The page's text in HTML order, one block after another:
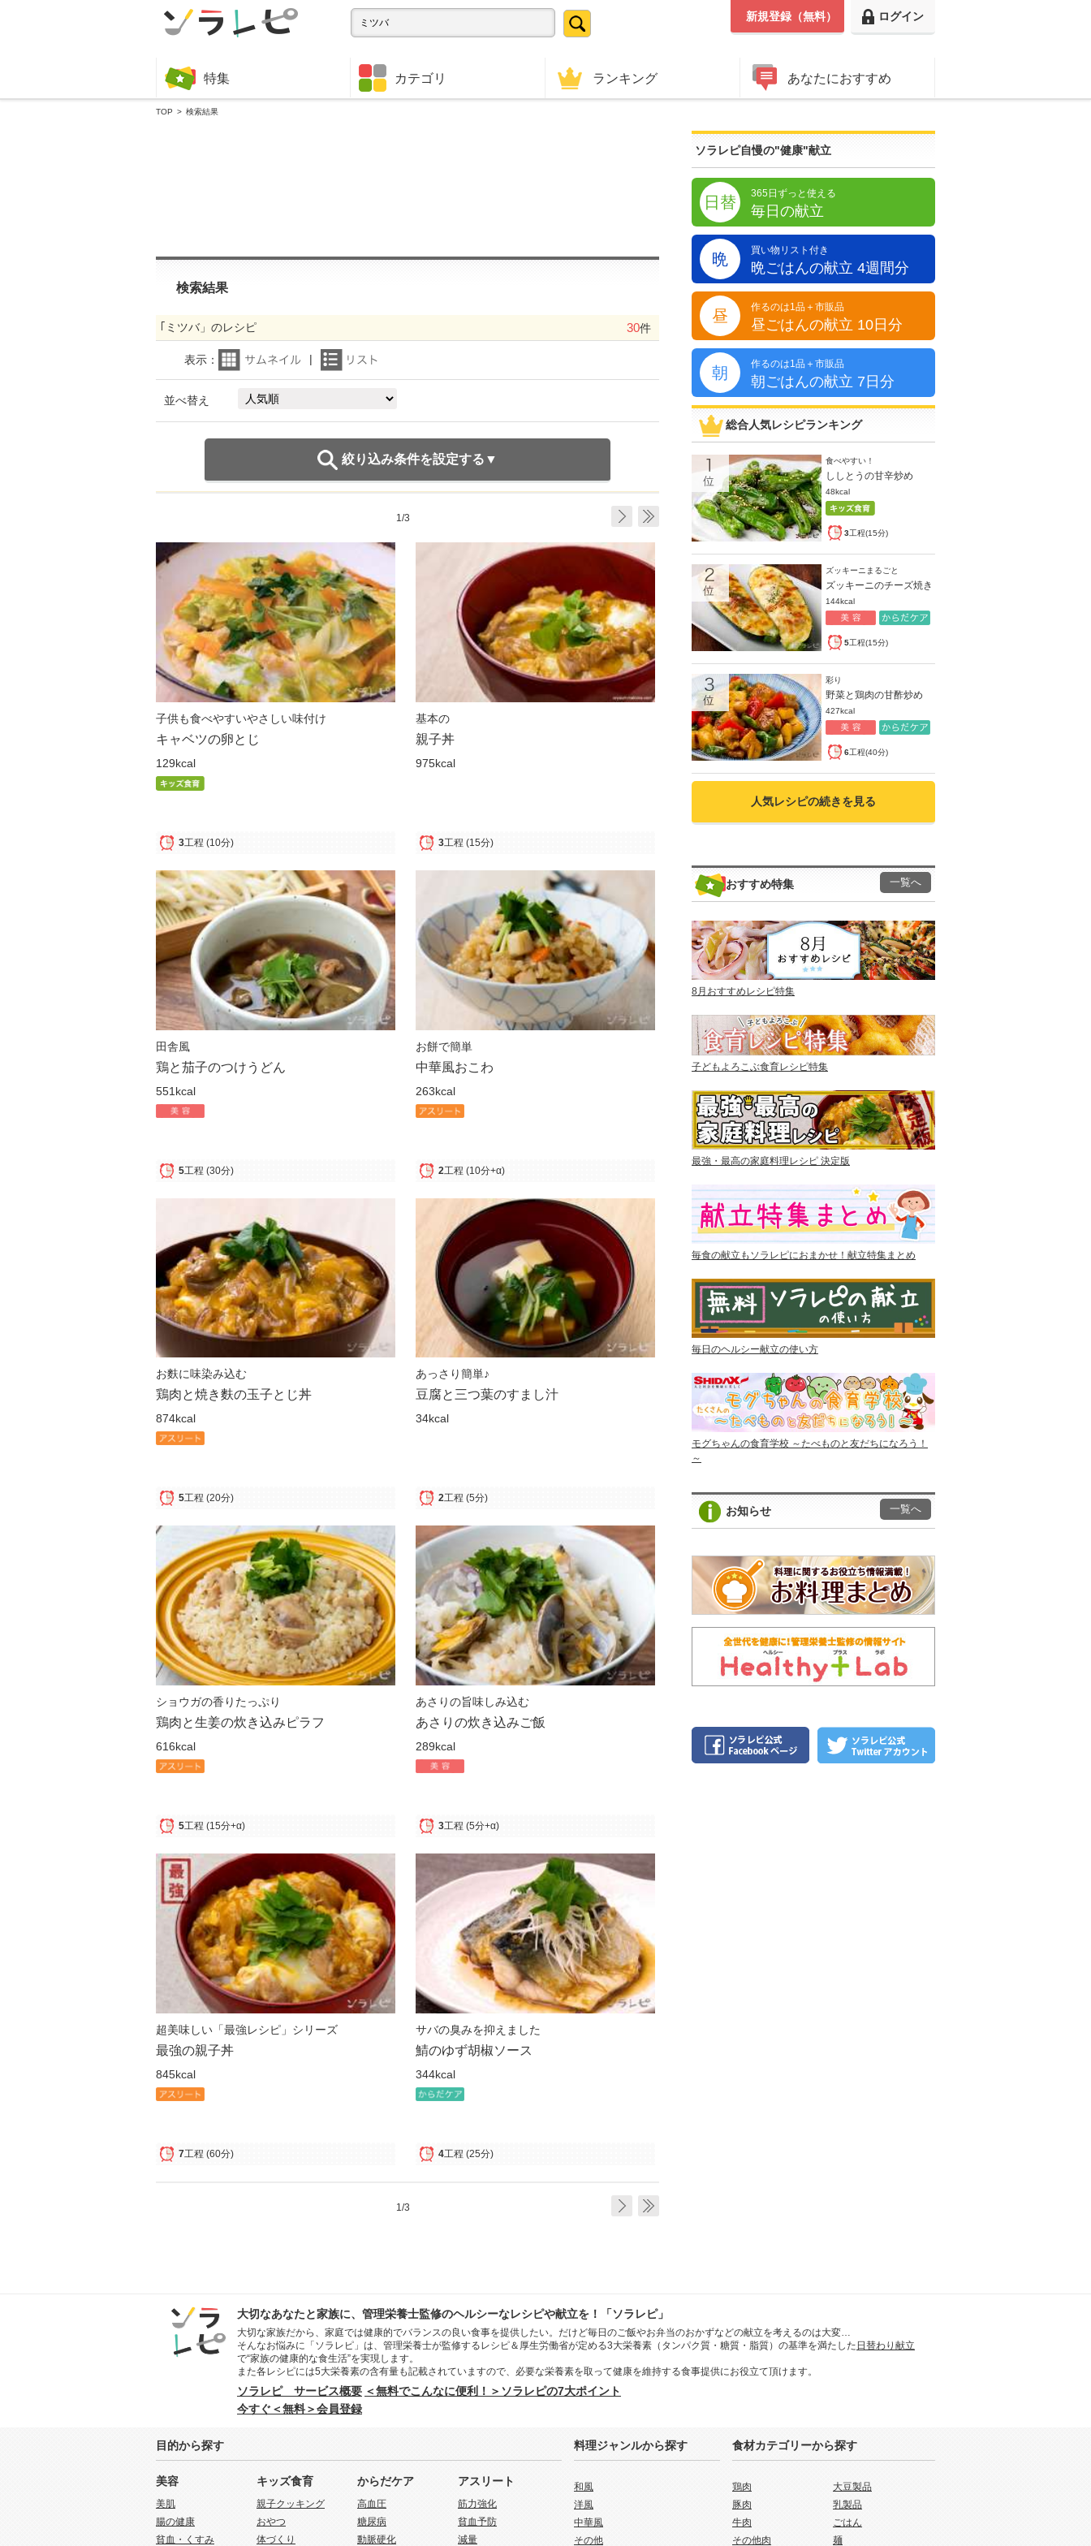
ログイン
新規登録（無料）
特集 カテゴリ ランキング あなたにおすすめ
TOP 検索結果
検索結果
｢ミツバ」のレシピ 30件
表示：
並べ替え
絞り込み条件を設定する
1/3
子供も食べやすいやさしい味付け
キャベツの卵とじ
129kcal
3工程 (10分)
基本の
親子丼
975kcal
3工程 (15分)
田舎風
鶏と茄子のつけうどん
551kcal
5工程 (30分)
お餅で簡単
中華風おこわ
263kcal
2工程 (10分+α)
お麩に味染み込む
鶏肉と焼き麩の玉子とじ丼
874kcal
5工程 (20分)
あっさり簡単♪
豆腐と三つ葉のすまし汁
34kcal
2工程 (5分)
ショウガの香りたっぷり
鶏肉と生姜の炊き込みピラフ
616kcal
5工程 (15分+α)
あさりの旨味しみ込む
あさりの炊き込みご飯
289kcal
3工程 (5分+α)
超美味しい「最強レシピ」シリーズ
最強の親子丼
845kcal
7工程 (60分)
サバの臭みを抑えました
鯖のゆず胡椒ソース
344kcal
4工程 (25分)
1/3
ソラレピ自慢の"健康"献立
日替 365日ずっと使える
毎日の献立
晩 買い物リスト付き
晩ごはんの献立 4週間分
昼 作るのは1品＋市販品
昼ごはんの献立 10日分
朝 作るのは1品＋市販品
朝ごはんの献立 7日分
総合人気レシピランキング
食べやすい！
ししとうの甘辛炒め
48kcal
3工程(15分)
ズッキーニまるごと
ズッキーニのチーズ焼き
144kcal
5工程(15分)
彩り
野菜と鶏肉の甘酢炒め
427kcal
6工程(40分)
人気レシピの続きを見る
おすすめ特集 一覧へ
8月おすすめレシピ特集
子どもよろこぶ食育レシピ特集
最強・最高の家庭料理レシピ 決定版
毎食の献立もソラレピにおまかせ！献立特集まとめ
毎日のヘルシー献立の使い方
モグちゃんの食育学校 ～たべものと友だちになろう！
～
お知らせ 一覧へ
大切なあなたと家族に、管理栄養士監修のヘルシーなレシピや献立を！「ソラレピ」
大切な家族だから、家庭では健康的でバランスの良い食事を提供したい。だけど毎日のご飯やお弁当のおかずなどの献立を考えるのは大変…
そんなお悩みに「ソラレピ」は、管理栄養士が監修するレシピ＆厚生労働省が定める3大栄養素（タンパク質・糖質・脂質）の基準を満たした 日替わり献立
で“家族の健康的な食生活”を実現します。
また各レシピには5大栄養素の含有量も記載されていますので、必要な栄養素を取って健康を維持する食事提供にお役立て頂けます。
ソラレピ サービス概要 ＜無料でこんなに便利！＞ソラレピの7大ポイント
今すぐ＜無料＞会員登録
目的から探す
美容
美肌
腸の健康
貧血・くすみ
キッズ食育
親子クッキング
おやつ
体づくり
からだケア
高血圧
糖尿病
動脈硬化
アスリート
筋力強化
貧血予防
減量
料理ジャンルから探す
和風
洋風
中華風
その他
食材カテゴリーから探す
鶏肉
豚肉
牛肉
その他肉
大豆製品
乳製品
ごはん
麺